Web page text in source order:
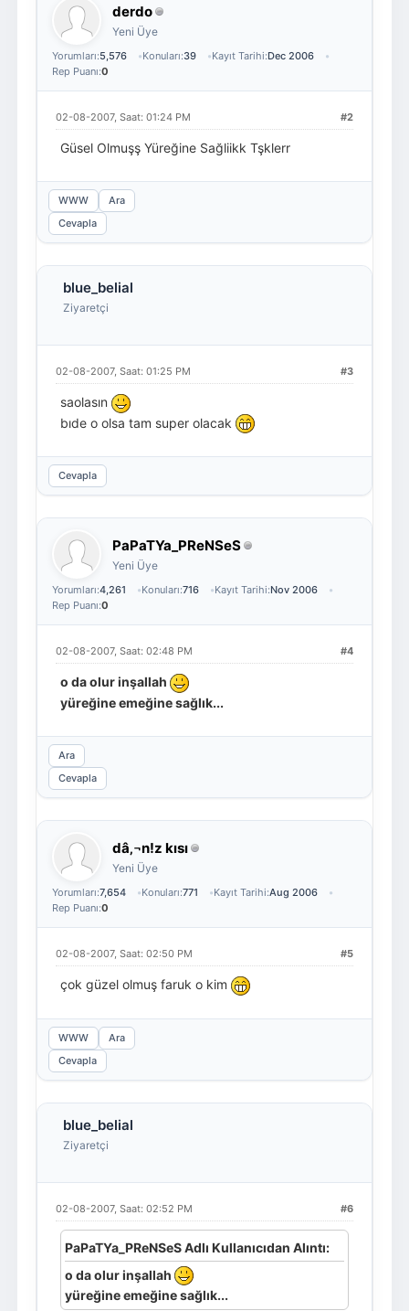
derdo
Yeni Üye
Yorumları:5,576 Konuları:39 Kayıt Tarihi:Dec 2006
Rep Puanı:0
#2
02-08-2007, Saat: 01:24 PM
Güsel Olmuşş Yüreğine Sağliikk Tşklerr
WWW
Ara
Cevapla
blue_belial
Ziyaretçi
#3
02-08-2007, Saat: 01:25 PM
saolasın
bıde o olsa tam super olacak
Cevapla
PaPaTYa_PReNSeS
Yeni Üye
Yorumları:4,261 Konuları:716 Kayıt Tarihi:Nov 2006
Rep Puanı:0
#4
02-08-2007, Saat: 02:48 PM
o da olur inşallah
yüreğine emeğine sağlık...
Ara
Cevapla
dâ‚¬n!z kısı
Yeni Üye
Yorumları:7,654 Konuları:771 Kayıt Tarihi:Aug 2006
Rep Puanı:0
#5
02-08-2007, Saat: 02:50 PM
çok güzel olmuş faruk o kim
WWW
Ara
Cevapla
blue_belial
Ziyaretçi
#6
02-08-2007, Saat: 02:52 PM
PaPaTYa_PReNSeS Adlı Kullanıcıdan Alıntı:
o da olur inşallah
yüreğine emeğine sağlık...